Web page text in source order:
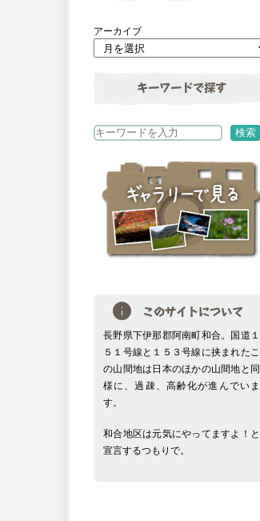
アーカイブ
キーワードで探す
検
検索
このサイトについて
長野県下伊那郡阿南町和合。国道１
５１号線と１５３号線に挟まれたこ
の山間地は日本のほかの山間地と同
様に、過疎、高齢化が進んでいま
す。
和合地区は元気にやってますよ！と
宣言するつもりで。